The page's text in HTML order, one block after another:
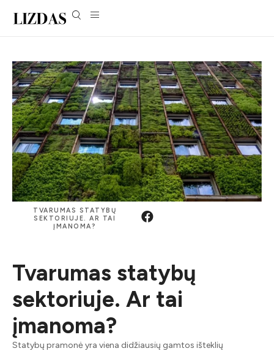
TVARUMAS STATYBŲ
SEKTORIUJE. AR TAI
ĮMANOMA?
Tvarumas statybų
sektoriuje. Ar tai
įmanoma?
Statybų pramonė yra viena didžiausių gamtos išteklių